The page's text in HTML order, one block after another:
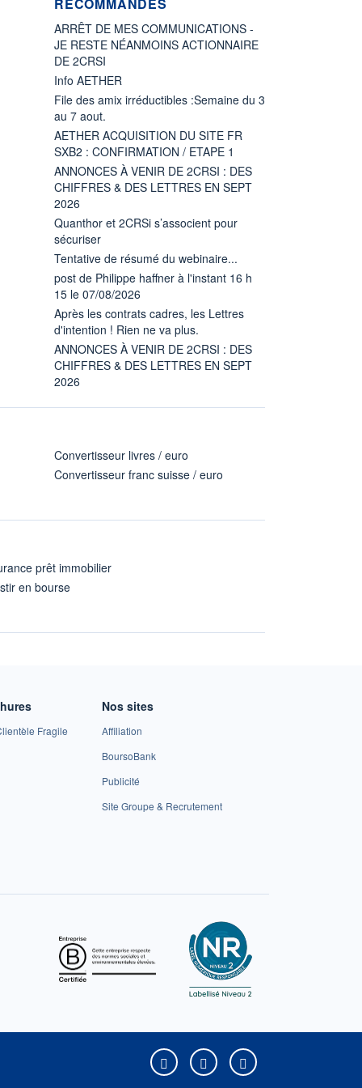
ARRÊT DE MES COMMUNICATIONS -
JE RESTE NÉANMOINS ACTIONNAIRE
DE 2CRSI
Info AETHER
File des amix irréductibles :Semaine du 3
au 7 aout.
AETHER ACQUISITION DU SITE FR
SXB2 : CONFIRMATION / ETAPE 1
ANNONCES À VENIR DE 2CRSI : DES
CHIFFRES & DES LETTRES EN SEPT
2026
Quanthor et 2CRSi s’associent pour
sécuriser
Tentative de résumé du webinaire...
post de Philippe haffner à l'instant 16 h
15 le 07/08/2026
Après les contrats cadres, les Lettres
d'intention ! Rien ne va plus.
ANNONCES À VENIR DE 2CRSI : DES
CHIFFRES & DES LETTRES EN SEPT
2026
Convertisseur livres / euro
Convertisseur franc suisse / euro
prêt immobilier
en bourse
Fragile
Nos sites
Affiliation
BoursoBank
Publicité
Site Groupe & Recrutement
Boursorama sur Facebook
Boursorama sur X
Boursorama sur